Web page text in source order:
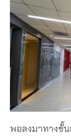
พอลงมาทางชั้